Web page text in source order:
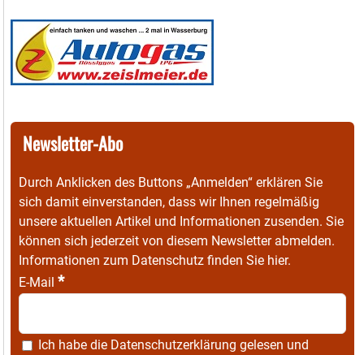
Newsletter-Abo
Durch Anklicken des Buttons „Anmelden“ erklären Sie
sich damit einverstanden, dass wir Ihnen regelmäßig
unsere aktuellen Artikel und Informationen zusenden. Sie
können sich jederzeit von diesem Newsletter abmelden.
Informationen zum Datenschutz finden Sie hier.
E-Mail *
Ich habe die Datenschutzerklärung gelesen und